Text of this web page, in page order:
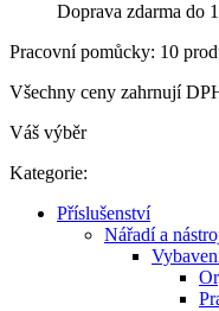
Doprava zdarma do
Pracovní pomůcky: 10
Všechny ceny zahrnují
Váš výběr
Kategorie:
Příslušenství
Nářadí a